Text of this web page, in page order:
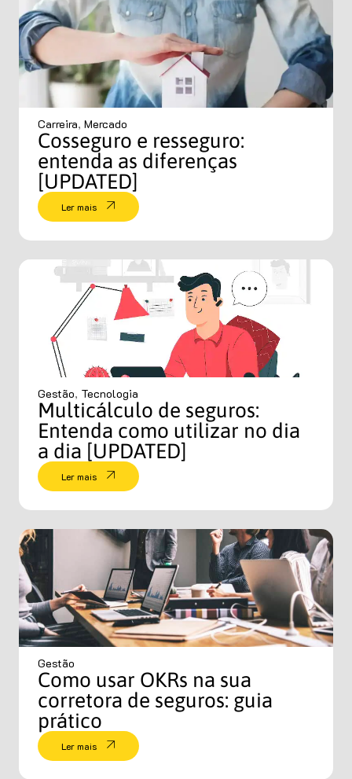
Carreira, Mercado
Cosseguro e resseguro:
entenda as diferenças
[UPDATED]
Ler mais
Gestão, Tecnologia
Multicálculo de seguros:
Entenda como utilizar no dia
a dia [UPDATED]
Ler mais
Gestão
Como usar OKRs na sua
corretora de seguros: guia
prático
Ler mais